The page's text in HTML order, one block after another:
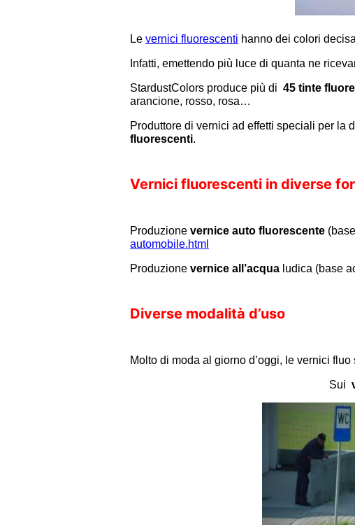
Le vernici fluorescenti hanno dei colori
Infatti, emettendo più luce di quanta ne
StardustColors produce più di 45 tinte
arancione, rosso, rosa…
Produttore di vernici ad effetti speciali per la
fluorescenti.
Vernici fluorescenti in diverse
Produzione vernice auto fluorescente
automobile.html
Produzione vernice all’acqua ludica (base
Diverse modalità d’uso
Molto di moda al giorno d’oggi, le vernici fluo
Sui